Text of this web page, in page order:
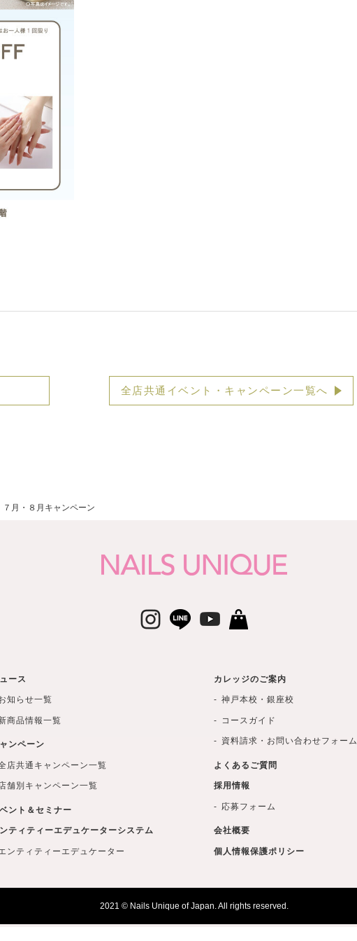
全店共通イベント・キャンペーン一覧へ
月・８月キャンペーン
ース
知らせ一覧
商品情報一覧
ンペーン
店共通キャンペーン一覧
舗別キャンペーン一覧
ント＆セミナー
ティティーエデュケーターシステム
ンティティーエデュケーター
カレッジのご案内
神戸本校・銀座校
コースガイド
資料請求・お問い合わせフォーム
よくあるご質問
採用情報
応募フォーム
会社概要
個人情報保護ポリシー
2021 © Nails Unique of Japan. All rights reserved.